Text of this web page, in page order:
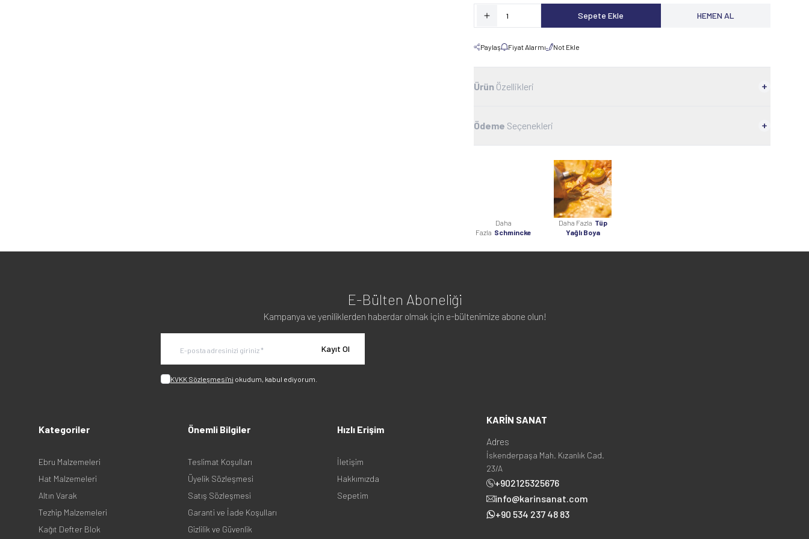
Sepete Ekle HEMEN AL
Paylaş Fiyat Alarmı Not Ekle
Ürün Özellikleri
Ödeme Seçenekleri
Daha
Fazla Schmincke
Daha Fazla Tüp
Yağlı Boya
E-Bülten Aboneliği
Kampanya ve yeniliklerden haberdar olmak için e-bültenimize abone olun!
Kayıt Ol
KVKK Sözleşmesi'ni okudum, kabul ediyorum.
Kategoriler
Ebru Malzemeleri
Hat Malzemeleri
Altın Varak
Tezhip Malzemeleri
Kağıt Defter Blok
Önemli Bilgiler
Teslimat Koşulları
Üyelik Sözleşmesi
Satış Sözleşmesi
Garanti ve İade Koşulları
Gizlilik ve Güvenlik
Hızlı Erişim
İletişim
Hakkımızda
Sepetim
KARİN SANAT
Adres
İskenderpaşa Mah. Kızanlık Cad.
23/A
+902125325676
info@karinsanat.com
+90 534 237 48 83